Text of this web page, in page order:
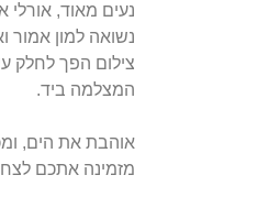
נעים מאוד, אורלי
נשואה למון אמור
צילום הפך לחלק
המצלמה ביד.
אוהבת את הים,
מזמינה אתכם